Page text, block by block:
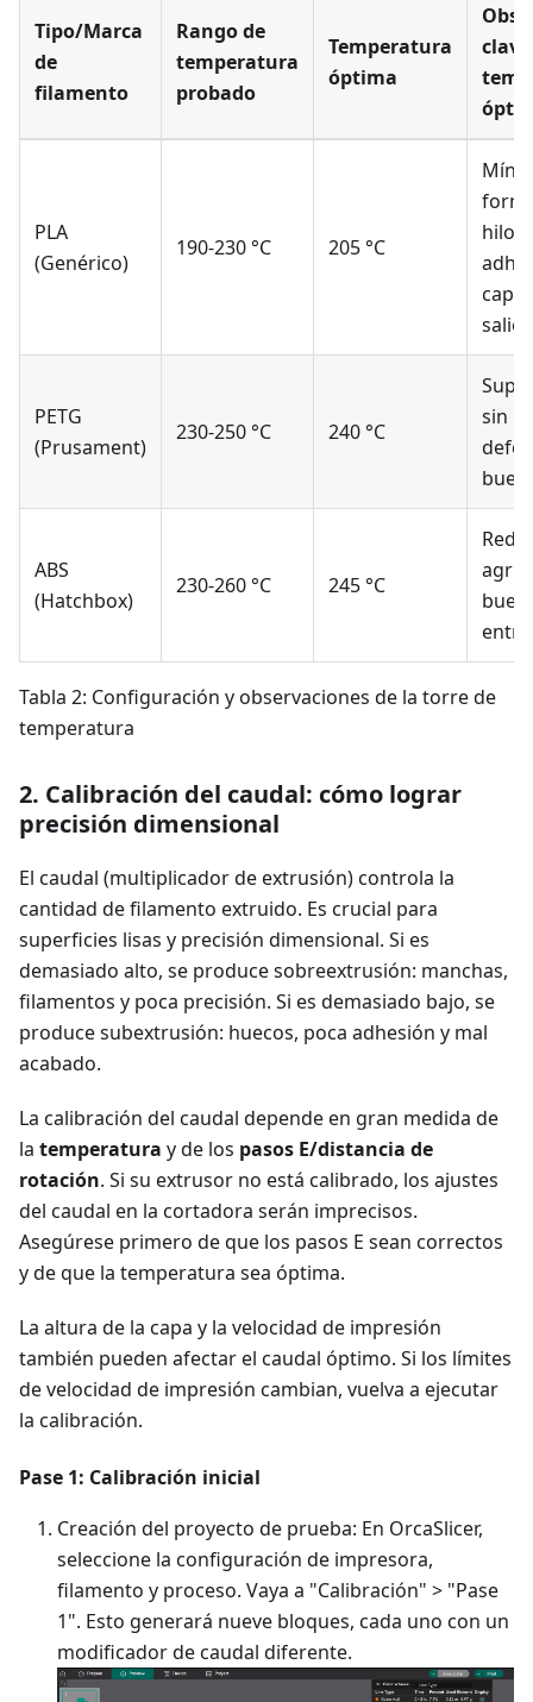
Tipo/Marca
de
filamento
Rango de
temperatura
probado
Temperatura
óptima
PLA
(Genérico)
190-230 °C 205 °C
PETG
(Prusament)
230-250 °C 240 °C
sin
ABS
(Hatchbox)
230-260 °C 245 °C
Tabla 2: Configuración y observaciones de la torre de
temperatura
2. Calibración del caudal: cómo lograr
precisión dimensional
El caudal (multiplicador de extrusión) controla la
cantidad de filamento extruido. Es crucial para
superficies lisas y precisión dimensional. Si es
demasiado alto, se produce sobreextrusión: manchas,
filamentos y poca precisión. Si es demasiado bajo, se
produce subextrusión: huecos, poca adhesión y mal
acabado.
La calibración del caudal depende en gran medida de
la temperatura y de los pasos E/distancia de
rotación. Si su extrusor no está calibrado, los ajustes
del caudal en la cortadora serán imprecisos.
Asegúrese primero de que los pasos E sean correctos
y de que la temperatura sea óptima.
La altura de la capa y la velocidad de impresión
también pueden afectar el caudal óptimo. Si los límites
de velocidad de impresión cambian, vuelva a ejecutar
la calibración.
Pase 1: Calibración inicial
Creación del proyecto de prueba: En OrcaSlicer,
seleccione la configuración de impresora,
filamento y proceso. Vaya a "Calibración" > "Pase
1". Esto generará nueve bloques, cada uno con un
modificador de caudal diferente.